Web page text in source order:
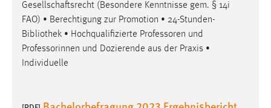
Gesellschaftsrecht (Besondere Kenntnisse gem. § 14i
FAO) • Berechtigung zur Promotion • 24-Stunden-
Bibliothek • Hochqualifizierte Professoren und
Professorinnen und Dozierende aus der Praxis •
Individuelle